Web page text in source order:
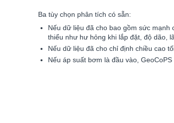
Ba tùy chọn phân tích có sẵn:
Nếu dữ liệu đã cho bao gồm sức
thiểu như hư hỏng khi lắp đặt, độ dão,
Nếu dữ liệu đã cho chỉ định chiều cao
Nếu áp suất bơm là đầu vào,